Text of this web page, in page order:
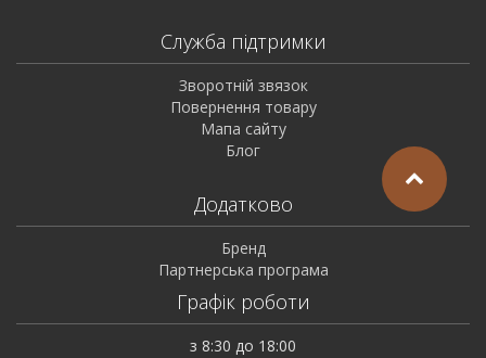
Служба підтримки
Зворотній звязок
Повернення товару
Мапа сайту
Блог
Додатково
Бренд
Партнерська програма
Графік роботи
з 8:30 до 18:00